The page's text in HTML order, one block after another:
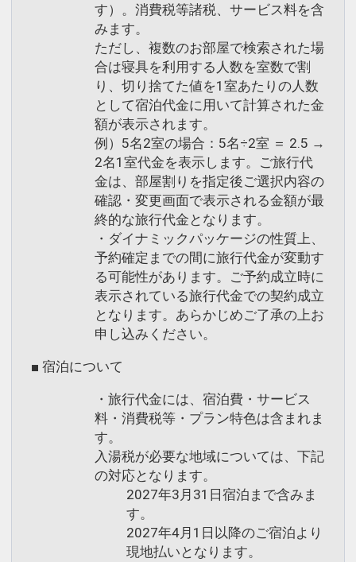
す）。消費税等諸税、サービス料を含
みます。
ただし、複数のお部屋で検索された場
合は寝具を利用する人数を室数で割
り、切り捨てた値を1室あたりの人数
として宿泊代金に用いて計算された金
額が表示されます。
例）5名2室の場合：5名÷2室 ＝ 2.5 →
2名1室代金を表示します。ご旅行代
金は、部屋割りを指定後ご選択内容の
確認・変更画面で表示される金額が最
終的な旅行代金となります。
・ダイナミックパッケージの性質上、
予約確定までの間に旅行代金が変動す
る可能性があります。ご予約成立時に
表示されている旅行代金での契約成立
となります。あらかじめご了承の上お
申し込みください。
■ 宿泊について
・旅行代金には、宿泊費・サービス
料・消費税等・プラン特色は含まれま
す。
入湯税が必要な地域については、下記
の対応となります。
2027年3月31日宿泊まで含みま
す。
2027年4月1日以降のご宿泊より
現地払いとなります。